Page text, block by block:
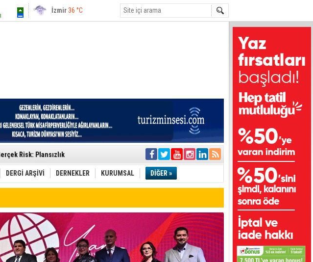
İstanbul 31 °C
Kuruluşlardan İstanbul Zirvesi
Risk: Plansızlık
Güçleniyor
Artış: Net Kâr 46,5 Milyon Dolar
Ayrıcalık Yasası
Modeli
Yolculuk!
ve Neşe
milyar dolar oldu
Veri Merkezleri
Fırsatlar
İlk Yarısında Rekor
DERGİ ARŞİVİ DERNEKLER KURUMSAL DİĞER »